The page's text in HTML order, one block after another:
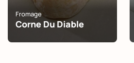
Fromage
Corne Du Diable